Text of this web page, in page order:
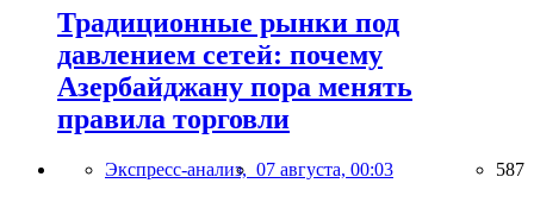
Традиционные рынки под
давлением сетей: почему
Азербайджану пора менять
правила торговли
Экспресс-анализ, 07 августа, 00:03 587